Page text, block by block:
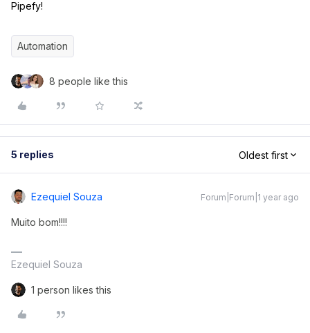
Pipefy!
Automation
8 people like this
5 replies Oldest first
Ezequiel Souza Forum|Forum|1 year ago
Muito bom!!!!
Ezequiel Souza
1 person likes this